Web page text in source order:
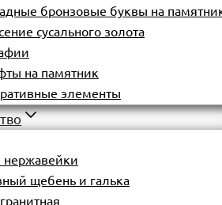
бронзовые буквы на
сусального золота
на памятник
элементы
нержавейки
щебень и галька